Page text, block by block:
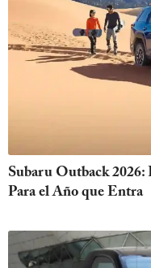
Subaru Outback 2026:
Para el Año que Entra